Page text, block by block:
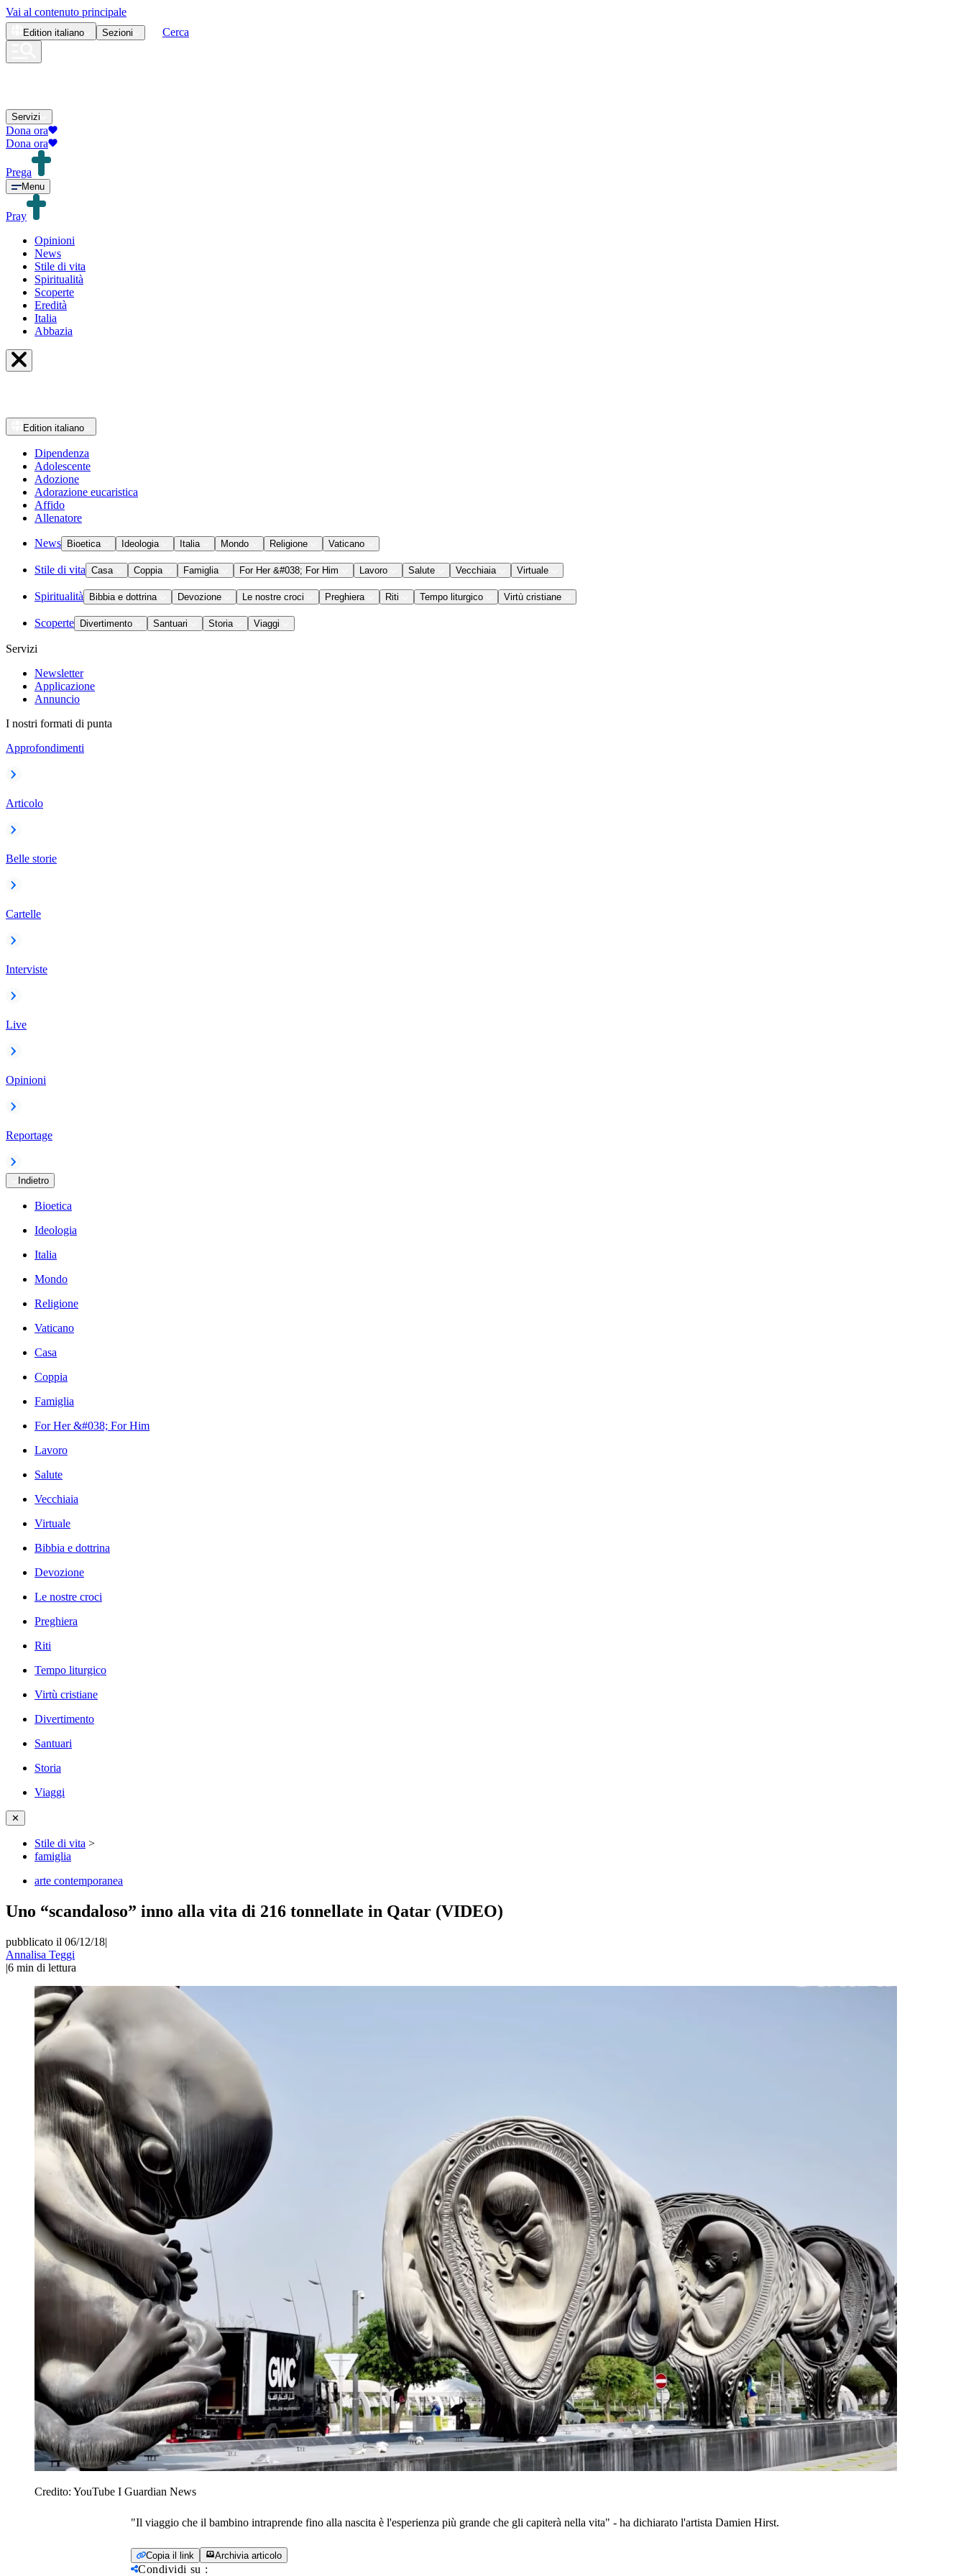
Vai al contenuto principale
Edition italiano Sezioni Cerca
Servizi
Dona ora
Dona ora
Prega
Menu
Pray
Opinioni
News
Stile di vita
Spiritualità
Scoperte
Eredità
Italia
Abbazia
Edition italiano
Dipendenza
Adolescente
Adozione
Adorazione eucaristica
Affido
Allenatore
News Bioetica Ideologia Italia Mondo Religione Vaticano
Stile di vita Casa Coppia Famiglia For Her &#038; For Him Lavoro Salute Vecchiaia Virtuale
Spiritualità Bibbia e dottrina Devozione Le nostre croci Preghiera Riti Tempo liturgico Virtù cristiane
Scoperte Divertimento Santuari Storia Viaggi
Servizi
Newsletter
Applicazione
Annuncio
I nostri formati di punta
Approfondimenti
Articolo
Belle storie
Cartelle
Interviste
Live
Opinioni
Reportage
Indietro
Bioetica
Ideologia
Italia
Mondo
Religione
Vaticano
Casa
Coppia
Famiglia
For Her &#038; For Him
Lavoro
Salute
Vecchiaia
Virtuale
Bibbia e dottrina
Devozione
Le nostre croci
Preghiera
Riti
Tempo liturgico
Virtù cristiane
Divertimento
Santuari
Storia
Viaggi
✕
Stile di vita >
famiglia
arte contemporanea
Uno “scandaloso” inno alla vita di 216 tonnellate in Qatar (VIDEO)
pubblicato il 06/12/18|
Annalisa Teggi
|6 min di lettura
Credito: YouTube I Guardian News
"Il viaggio che il bambino intraprende fino alla nascita è l'esperienza più grande che gli capiterà nella vita" - ha dichiarato l'artista Damien Hirst.
Copia il link Archivia articolo
Condividi su :